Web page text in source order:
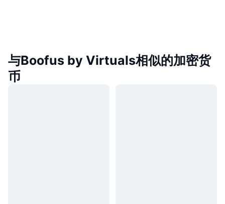
与Boofus by Virtuals相似的加密货
币